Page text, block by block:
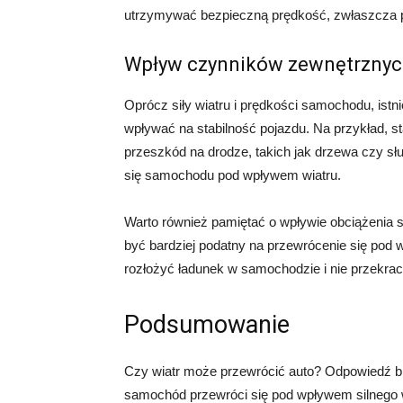
utrzymywać bezpieczną prędkość,
Wpływ czynników
Oprócz siły wiatru i prędkości samochodu,
wpływać na stabilność pojazdu. Na przykład,
przeszkód na drodze, takich jak drzewa czy
się samochodu pod wpływem wiatru.
Warto również pamiętać o wpływie
być bardziej podatny na przewrócenie się pod
rozłożyć ładunek w samochodzie i nie
Podsumowanie
Czy wiatr może przewrócić auto? Odpowiedź
samochód przewróci się pod wpływem